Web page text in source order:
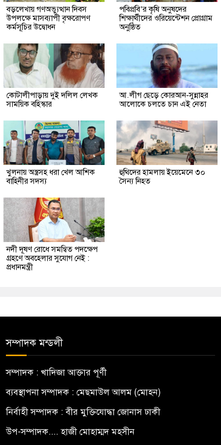
বড়লেখায় গণঅভ্যুত্থান দিবস
উপলক্ষে মাসব্যাপী বৃক্ষরোপণ
কর্মসূচির উদ্বোধন
পবিপ্রবি’র কৃষি অনুষদের
শিক্ষার্থীদের ওরিয়েন্টেশন প্রোগ্রাম
অনুষ্ঠিত
কোটালীপাড়ায় দুই দলিল লেখক
সাময়িক বহিস্কার
আ.লীগ ছেড়ে কোরআন-সুন্নাহর
আলোকে চলতে চান এই নেতা
খুলনায় অস্ত্রসহ ধরা খেল আশিক
বাহিনীর সদস্য
হুথিদের হামলায় ইয়েমেনে ৩০
সৈন্য নিহত
নদী দূষণ রোধে সমন্বিত পদক্ষেপ
গ্রহণে অবহেলার সুযোগ নেই :
প্রধানমন্ত্রী
সম্পাদক মন্ডলী
সম্পাদক : খাদিজা আক্তার পূর্ণী
ব্যবস্থাপনা সম্পাদক : মেছমাউল আলম (মোহন)
নির্বাহী সম্পাদক : বীর মুক্তিযোদ্ধা জোনাস ঢাকী
উপ-সম্পাদক.... হাজী মোহাম্মদ মহসীন